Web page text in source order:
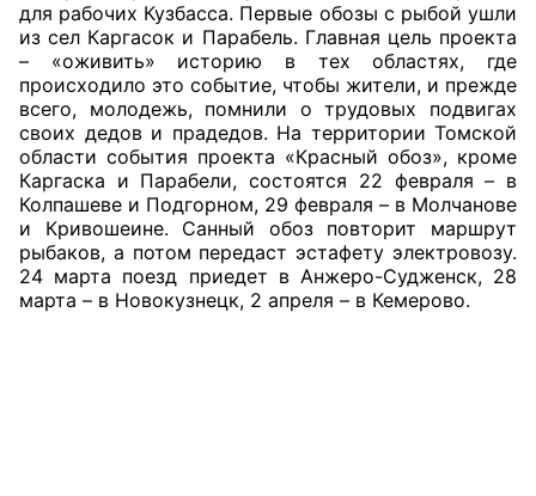
для рабочих Кузбасса. Первые обозы с рыбой ушли
из сел Каргасок и Парабель. Главная цель проекта
– «оживить» историю в тех областях, где
происходило это событие, чтобы жители, и прежде
всего, молодежь, помнили о трудовых подвигах
своих дедов и прадедов. На территории Томской
области события проекта «Красный обоз», кроме
Каргаска и Парабели, состоятся 22 февраля – в
Колпашеве и Подгорном, 29 февраля – в Молчанове
и Кривошеине. Санный обоз повторит маршрут
рыбаков, а потом передаст эстафету электровозу.
24 марта поезд приедет в Анжеро-Судженск, 28
марта – в Новокузнецк, 2 апреля – в Кемерово.